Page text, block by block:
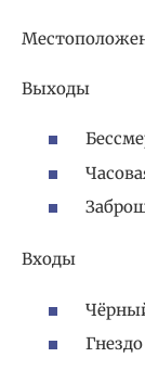
Выходы
Входы
Гнездо